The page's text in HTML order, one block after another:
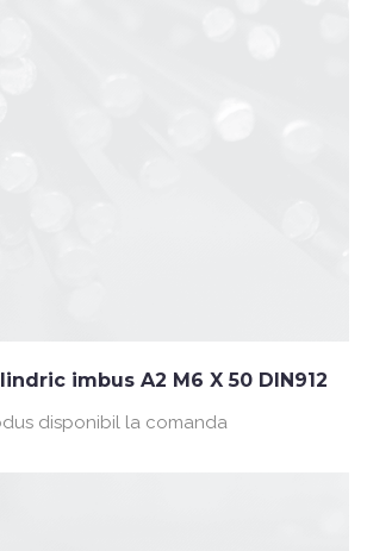
imbus A2 M6 X 50 DIN912
disponibil la comanda